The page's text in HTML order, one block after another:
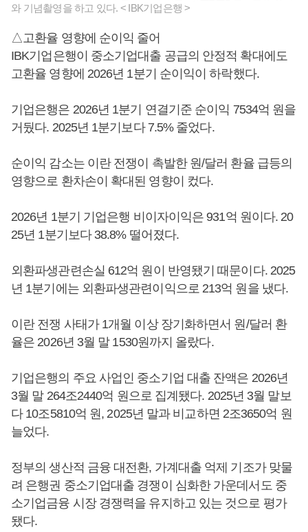
와 기념촬영을 하고 있다. < IBK기업은행 >
△고환율 영향에 순이익 줄어
IBK기업은행이 중소기업대출 공급의 안정적 확대에도
고환율 영향에 2026년 1분기 순이익이 하락했다.
기업은행은 2026년 1분기 연결기준 순이익 7534억 원을
거뒀다. 2025년 1분기보다 7.5% 줄었다.
순이익 감소는 이란 전쟁이 촉발한 원/달러 환율 급등의
영향으로 환차손이 확대된 영향이 컸다.
2026년 1분기 기업은행 비이자이익은 931억 원이다. 20
25년 1분기보다 38.8% 떨어졌다.
외환파생관련손실 612억 원이 반영됐기 때문이다. 2025
년 1분기에는 외환파생관련이익으로 213억 원을 냈다.
이란 전쟁 사태가 1개월 이상 장기화하면서 원/달러 환
율은 2026년 3월 말 1530원까지 올랐다.
기업은행의 주요 사업인 중소기업 대출 잔액은 2026년
3월 말 264조2440억 원으로 집계됐다. 2025년 3월 말보
다 10조5810억 원, 2025년 말과 비교하면 2조3650억 원
늘었다.
정부의 생산적 금융 대전환, 가계대출 억제 기조가 맞물
려 은행권 중소기업대출 경쟁이 심화한 가운데서도 중
소기업금융 시장 경쟁력을 유지하고 있는 것으로 평가
됐다.